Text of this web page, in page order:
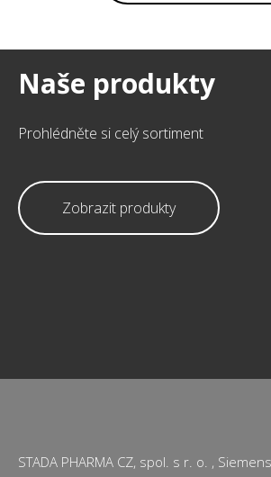
Naše produkty
Prohlédněte si celý sortiment
Zobrazit produkty
STADA PHARMA CZ, spol. s r. o. ,